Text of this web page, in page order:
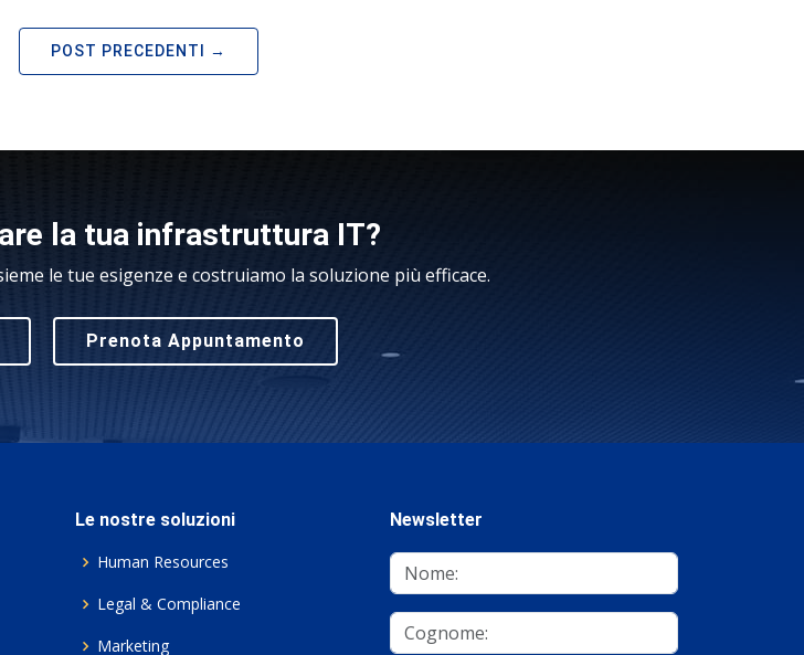
POST PRECEDENTI
la tua infrastruttura IT?
le tue esigenze e costruiamo la soluzione più efficace.
Prenota Appuntamento
Le nostre soluzioni
Human Resources
Legal & Compliance
Marketing
Newsletter